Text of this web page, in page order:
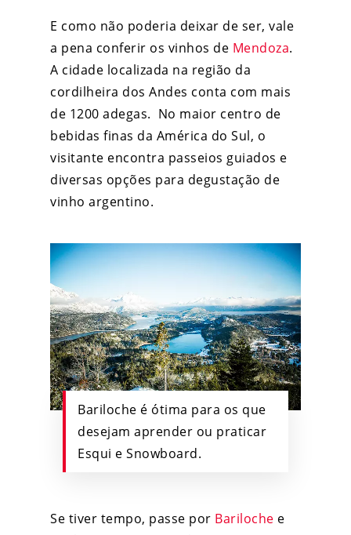
E como não poderia deixar de ser, vale
a pena conferir os vinhos de Mendoza.
A cidade localizada na região da
cordilheira dos Andes conta com mais
de 1200 adegas. No maior centro de
bebidas finas da América do Sul, o
visitante encontra passeios guiados e
diversas opções para degustação de
vinho argentino.
Bariloche é ótima para os que
desejam aprender ou praticar
Esqui e Snowboard.
Se tiver tempo, passe por Bariloche e